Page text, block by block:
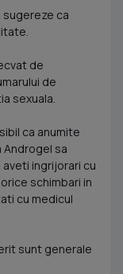
sugereze ca
de
de
sexuala.
ca anumite
sa
ingrijorari cu
schimbari in
cu medicul
sunt generale